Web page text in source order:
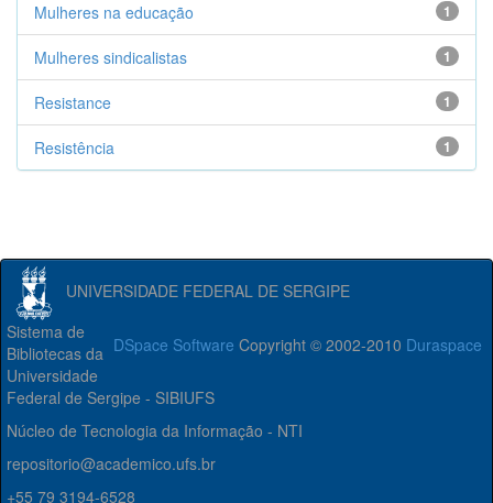
1
Mulheres na educação
1
Mulheres sindicalistas
1
Resistance
1
Resistência
UNIVERSIDADE FEDERAL DE SERGIPE
DSpace Software Copyright © 2002-2010 Duraspace
Sistema de
Bibliotecas da
Universidade
Federal de Sergipe - SIBIUFS
Núcleo de Tecnologia da Informação - NTI
repositorio@academico.ufs.br
+55 79 3194-6528